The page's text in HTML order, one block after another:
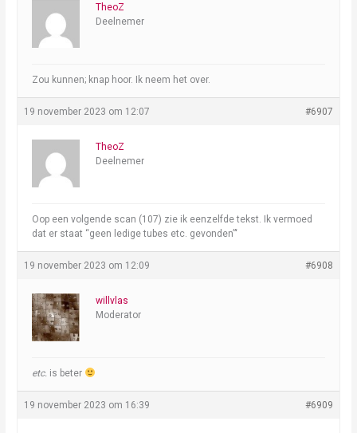
TheoZ
Deelnemer
Zou kunnen; knap hoor. Ik neem het over.
19 november 2023 om 12:07 #6907
TheoZ
Deelnemer
Oop een volgende scan (107) zie ik eenzelfde tekst. Ik vermoed
dat er staat “geen ledige tubes etc. gevonden”‘
19 november 2023 om 12:09 #6908
willvlas
Moderator
etc. is beter
19 november 2023 om 16:39 #6909